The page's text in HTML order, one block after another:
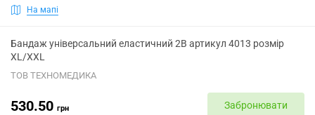
На мапі
Бандаж універсальний еластичний 2B артикул 4013 розмір
XL/XXL
ТОВ ТЕХНОМЕДИКА
530.50 грн Забронювати